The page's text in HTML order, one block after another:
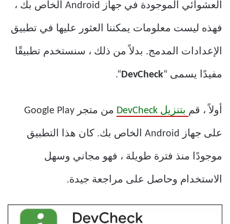
العشوائي الموجودة في جهاز Android الخاص بك ،
فهذه ليست معلومات يمكننا العثور عليها في تطبيق
الإعدادات المدمج. بدلاً من ذلك ، سنستخدم تطبيقًا
مفيدًا يسمى “DevCheck
“.
أولاً ، قم بتنزيل DevCheck من متجر Google Play
على جهاز Android الخاص بك. كان هذا التطبيق
موجودًا منذ فترة طويلة ، فهو مجاني وسهل
الاستخدام وحاصل على مراجعة جيدة.